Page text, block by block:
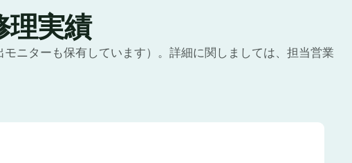
理実績
ニターも保有しています）。詳細に関しましては、担当営業